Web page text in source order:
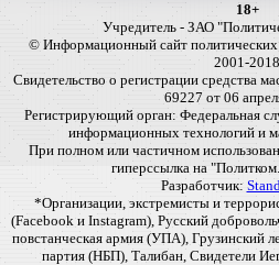
18+
Учредитель - ЗАО
© Информационный сайт
2001-2018
Свидетельство о регистрации средства
69227 от 06
Регистрирующий орган: Федеральная
информационных технологий и
При полном или частичном
гиперссылка на
Разработчик:
*Организации, экстремисты и
(Facebook и Instagram), Русский
повстанческая армия (УПА), Грузинский
партия (НБП), Талибан, Свидетели